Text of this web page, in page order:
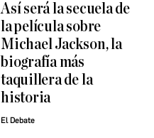
Así será la secuela de
la película sobre
Michael Jackson, la
biografía más
taquillera de la
historia
El Debate